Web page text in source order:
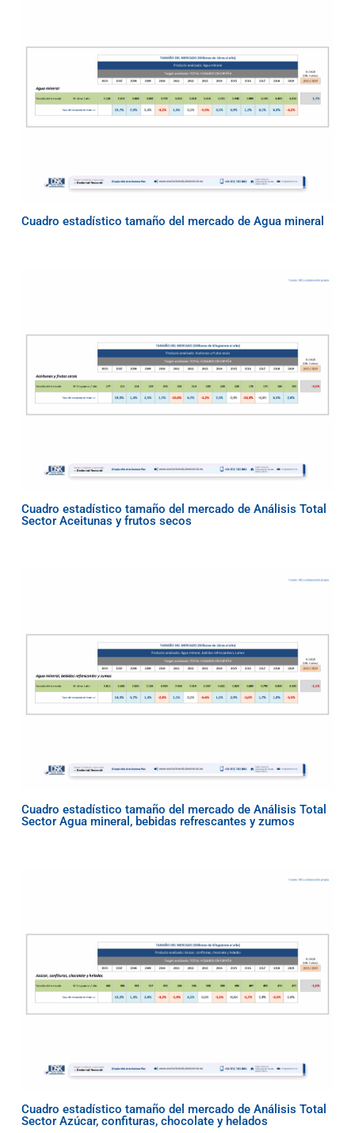
Cuadro estadístico tamaño del mercado de Agua mineral
Cuadro estadístico tamaño del mercado de Análisis Total
Sector Aceitunas y frutos secos
Cuadro estadístico tamaño del mercado de Análisis Total
Sector Agua mineral, bebidas refrescantes y zumos
Cuadro estadístico tamaño del mercado de Análisis Total
Sector Azúcar, confituras, chocolate y helados